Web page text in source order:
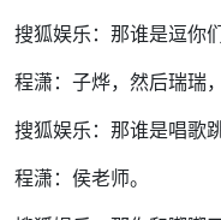
搜狐娱乐：那谁是逗你
程潇：子烨，然后瑞瑞
搜狐娱乐：那谁是唱歌
程潇：侯老师。